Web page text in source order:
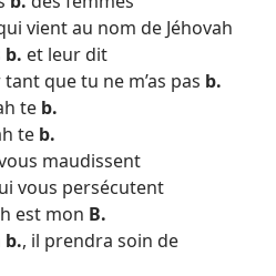
vient au nom de Jéhovah
b. et leur dit
que tu ne m’as pas b.
te b.
te b.
maudissent
vous persécutent
est mon B.
b., il prendra soin de